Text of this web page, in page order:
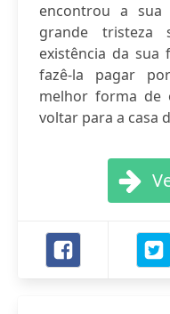
encontrou a sua
grande
existência da sua
fazê-la pagar
melhor forma de
voltar para a casa